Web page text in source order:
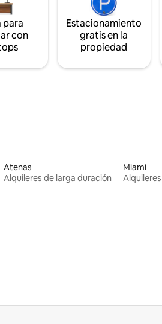
para
con
Estacionamiento
gratis en la
propiedad
Atenas
Alquileres de larga duración
Miami